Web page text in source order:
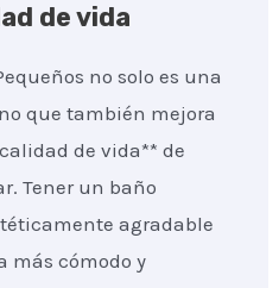
de vida
no solo es una
que también mejora
de vida** de
Tener un baño
agradable
más cómodo y